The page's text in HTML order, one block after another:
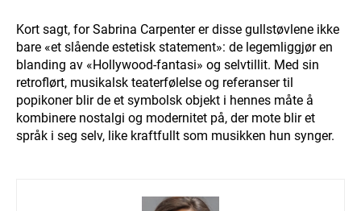
Kort sagt, for Sabrina Carpenter er disse gullstøvlene ikke
bare «et slående estetisk statement»: de legemliggjør en
blanding av «Hollywood-fantasi» og selvtillit. Med sin
retroflørt, musikalsk teaterfølelse og referanser til
popikoner blir de et symbolsk objekt i hennes måte å
kombinere nostalgi og modernitet på, der mote blir et
språk i seg selv, like kraftfullt som musikken hun synger.